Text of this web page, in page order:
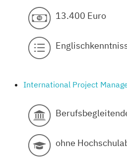
13.400 Euro
International Project
ohne